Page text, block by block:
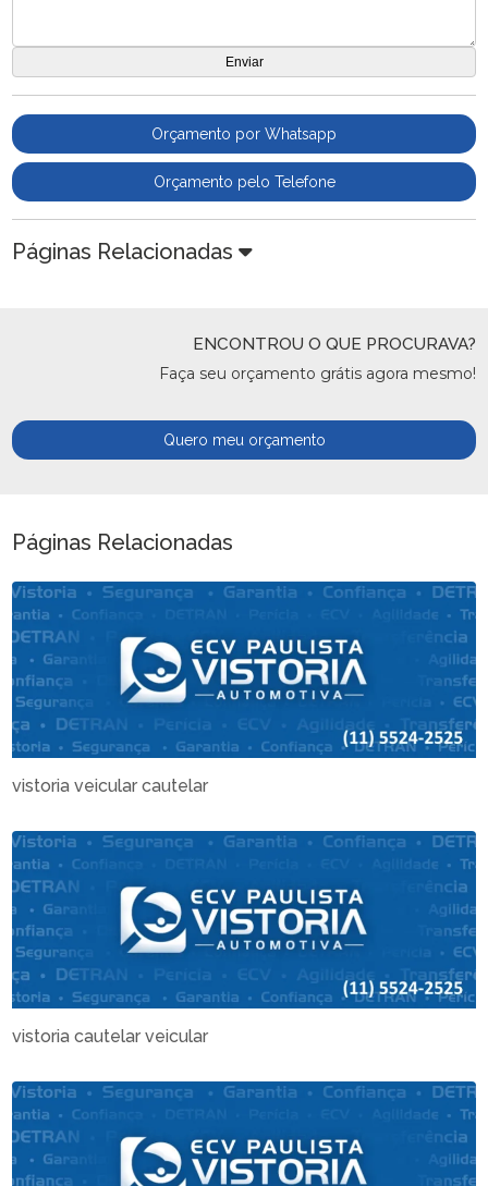
Orçamento por Whatsapp
Orçamento pelo Telefone
Páginas Relacionadas
ENCONTROU O QUE PROCURAVA?
Faça seu orçamento grátis agora mesmo!
Quero meu orçamento
Páginas Relacionadas
vistoria veicular cautelar
vistoria cautelar veicular